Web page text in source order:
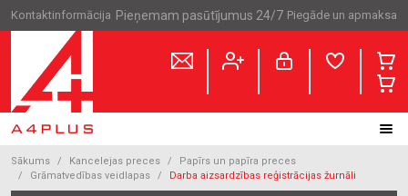
Kontaktinformācija Pieņemam pasūtījumus 24/7 Piegāde un apmaksa
Sākums Kancelejas preces
Papīrs un papīra preces
Grāmatvedības veidlapas
Darba aizsardzības reģistrācijas žurnāli